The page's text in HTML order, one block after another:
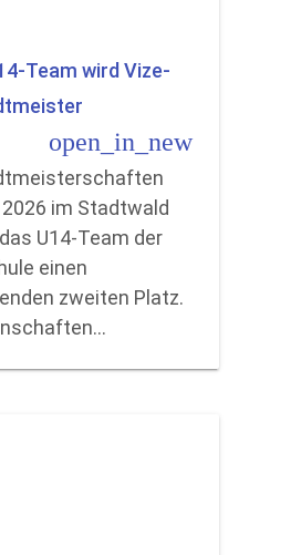
Team wird Vize-
open_in_new
im Stadtwald
U14-Team der
einen
zweiten Platz.